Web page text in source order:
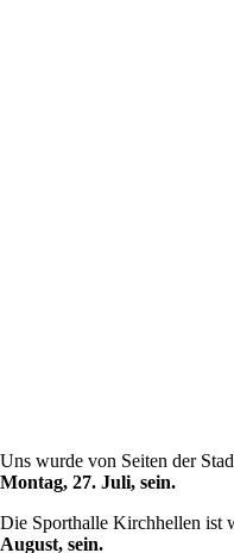
Uns wurde von Seiten der
Montag, 27. Juli, sein.
Die Sporthalle Kirchhellen ist
August, sein.